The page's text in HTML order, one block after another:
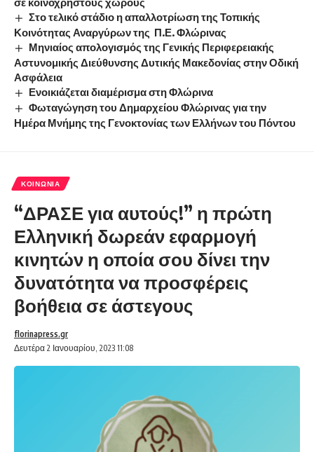
Στο τελικό στάδιο η απαλλοτρίωση της Τοπικής
Κοινότητας Αναργύρων της Π.Ε. Φλώρινας
Μηνιαίος απολογισμός της Γενικής Περιφερειακής
Αστυνομικής Διεύθυνσης Δυτικής Μακεδονίας στην Οδική
Ασφάλεια
Ενοικιάζεται διαμέρισμα στη Φλώρινα
Φωταγώγηση του Δημαρχείου Φλώρινας για την
Ημέρα Μνήμης της Γενοκτονίας των Ελλήνων του Πόντου
ΚΟΙΝΩΝΊΑ
“ΔΡΑΣΕ για αυτούς!” η πρώτη
Ελληνική δωρεάν εφαρμογή
κινητών η οποία σου δίνει την
δυνατότητα να προσφέρεις
βοήθεια σε άστεγους
Δευτέρα 2 Ιανουαρίου, 2023 11:08
florinapress.gr